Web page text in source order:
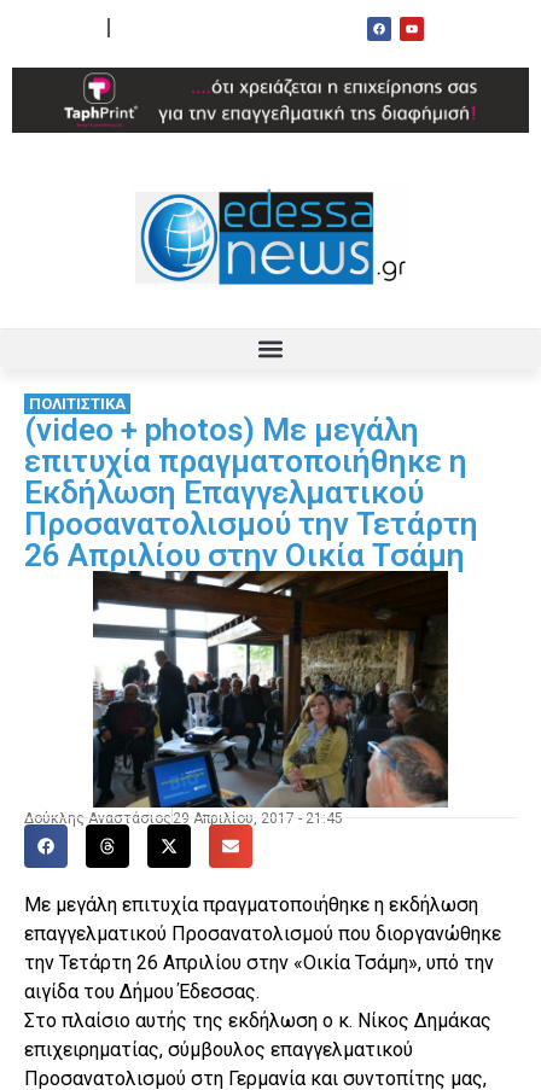
ΠΟΛΙΤΙΣΤΙΚΑ
(video + photos) Με μεγάλη
επιτυχία πραγματοποιήθηκε η
Εκδήλωση Επαγγελματικού
Προσανατολισμού την Τετάρτη
26 Απριλίου στην Οικία Τσάμη
Δούκλης Αναστάσιος 29 Απριλίου, 2017 - 21:45
Με μεγάλη επιτυχία πραγματοποιήθηκε η εκδήλωση
επαγγελματικού Προσανατολισμού που διοργανώθηκε
την Τετάρτη 26 Απριλίου στην «Οικία Τσάμη», υπό την
αιγίδα του Δήμου Έδεσσας.
Στο πλαίσιο αυτής της εκδήλωση ο κ. Νίκος Δημάκας
επιχειρηματίας, σύμβουλος επαγγελματικού
Προσανατολισμού στη Γερμανία και συντοπίτης μας,